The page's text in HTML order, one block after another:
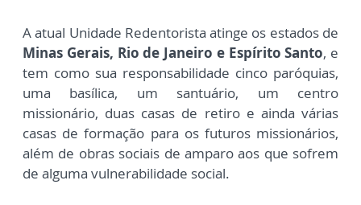
A atual Unidade Redentorista atinge os estados de
Minas Gerais, Rio de Janeiro e Espírito Santo, e
tem como sua responsabilidade cinco paróquias,
uma basílica, um santuário, um centro
missionário, duas casas de retiro e ainda várias
casas de formação para os futuros missionários,
além de obras sociais de amparo aos que sofrem
de alguma vulnerabilidade social.